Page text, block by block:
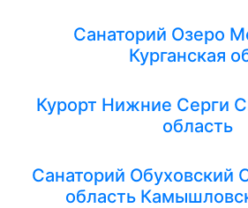
Санаторий Озеро
Курганская
Курорт Нижние Серги
область
Санаторий Обуховский
область